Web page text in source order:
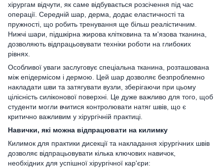
хірургам відчути, як саме відбувається розсічення під час
операції. Середній шар, дерма, додає еластичності та
пружності, що робить тренування ще більш реалістичним.
Нижчі шари, підшкірна жирова клітковина та м'язова тканина,
дозволяють відпрацьовувати техніки роботи на глибоких
рівнях.
Особливої уваги заслуговує спеціальна тканина, розташована
між епідермісом і дермою. Цей шар дозволяє безпроблемно
накладати шви та затягувати вузли, зберігаючи при цьому
цілісність силіконової поверхні. Це дуже важливо для того, щоб
студенти могли вчитися контролювати натяг швів, що є
критично важливим у хірургічній практиці.
Навички, які можна відпрацювати на килимку
Килимок для практики дисекції та накладання хірургічних швів
дозволяє відпрацьовувати кілька ключових навичок,
необхідних для успішної хірургічної кар'єри: